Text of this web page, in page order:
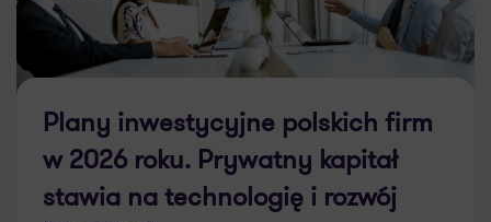
Plany inwestycyjne polskich firm
w 2026 roku. Prywatny kapitał
stawia na technologię i rozwój